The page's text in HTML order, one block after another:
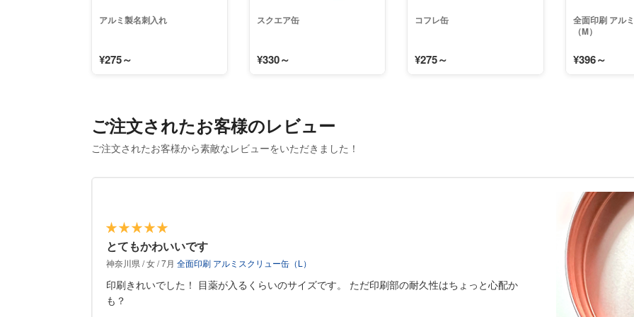
アルミ製名刺入れ
¥275～
スクエア缶
¥330～
コフレ缶
¥275～
全面印刷 アル
（M）
¥396～
ご注文されたお客様のレビュー
ご注文されたお客様から素敵なレビューをいただきました！
とてもかわいいです
神奈川県 / 女 / 7月 全面印刷 アルミスクリュー缶（L）
印刷きれいでした！ 目薬が入るくらいのサイズです。 ただ印刷部の耐久性はちょっと心配か
も？